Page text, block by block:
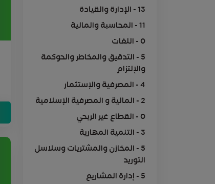
13 - الإدارة والقيادة
11 - المحاسبة والمالية
0 - اللغات
5 - التدقيق والمخاطر والحوكمة
والإلتزام
4 - المصرفية والإستثمار
2 - المالية و المصرفية الإسلامية
0 - القطاع غير الربحي
3 - التنمية المهارية
5 - المخازن والمشتريات وسلاسل
التوريد
5 - إدارة المشاريع